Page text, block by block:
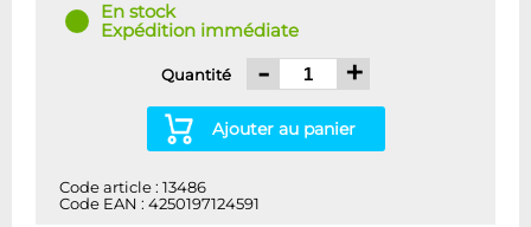
En stock
Expédition immédiate
Quantité - +
Ajouter au panier
Code article : 13486
Code EAN : 4250197124591